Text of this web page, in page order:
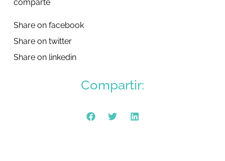
comparte
Share on facebook
Share on twitter
Share on linkedin
Compartir: